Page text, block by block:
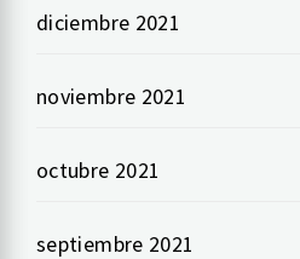
diciembre 2021
noviembre 2021
octubre 2021
septiembre 2021